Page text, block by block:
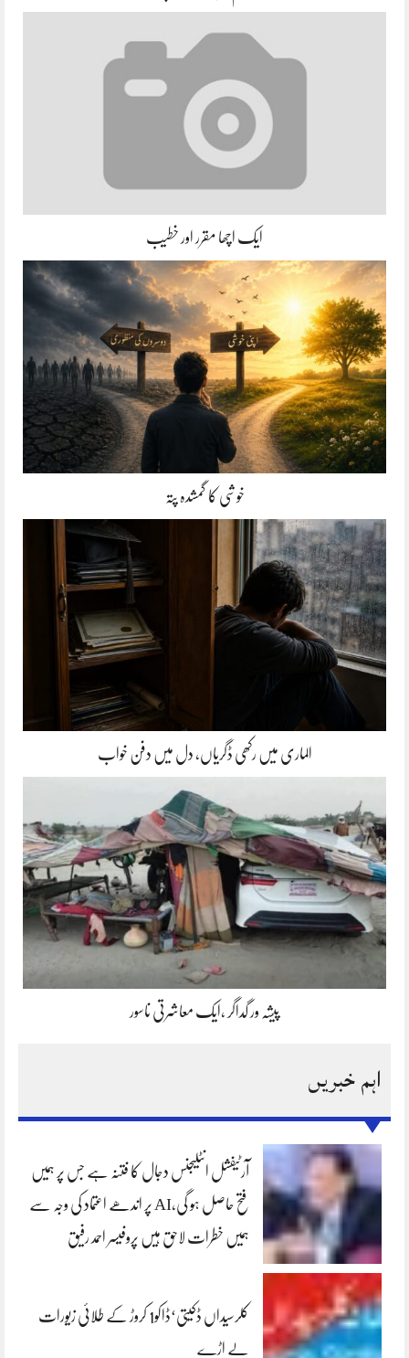
ایک اچھا مقرر اور خطیب
خوشی کا گمشدہ پتہ
الماری میں رکھی ڈگریاں، دل میں دفن خواب
پیشہ ور گداگر ،ایک معاشرتی ناسور
اہم خبریں
آرٹیفشل انٹلیجنس دجال کا فتنہ ہے جس پر ہمیں
فتح حاصل ہو گی،AI پر اندھے اعتماد کی وجہ سے
ہمیں خطرات لاحق ہیں پروفیسر احمد رفیق
کلرسیداں ڈکیتی‘ڈاکو1 کروڑ کے طلائی زیورات
لے اڑے